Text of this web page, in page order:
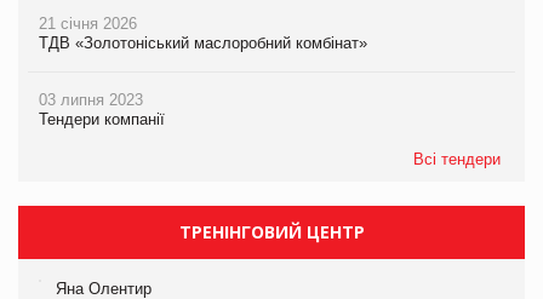
21 січня 2026
ТДВ «Золотоніський маслоробний комбінат»
03 липня 2023
Тендери компанії
Всі тендери
ТРЕНІНГОВИЙ ЦЕНТР
Яна Олентир